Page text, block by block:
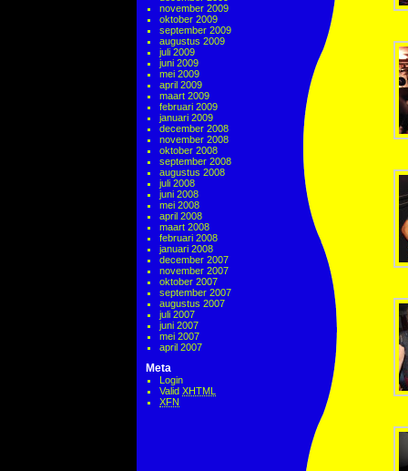
november 2009
oktober 2009
september 2009
augustus 2009
juli 2009
juni 2009
mei 2009
april 2009
maart 2009
februari 2009
januari 2009
december 2008
november 2008
oktober 2008
september 2008
augustus 2008
juli 2008
juni 2008
mei 2008
april 2008
maart 2008
februari 2008
januari 2008
december 2007
november 2007
oktober 2007
september 2007
augustus 2007
juli 2007
juni 2007
mei 2007
april 2007
Meta
Login
Valid XHTML
XFN